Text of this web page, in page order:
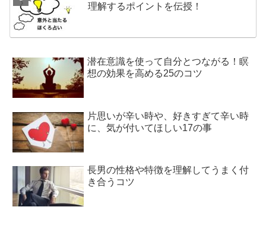
理解するポイントを伝授！
潜在意識を使って自分とつながる！瞑
想の効果を高める25のコツ
片思いが辛い時や、好きすぎて辛い時
に、気が付いてほしい17の事
長男の性格や特徴を理解してうまく付
き合うコツ